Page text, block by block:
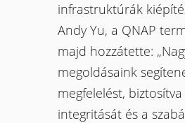
infrastruktúrák
Andy Yu, a QNAP
majd hozzátette:
megoldásaink
megfelelést,
integritását és a